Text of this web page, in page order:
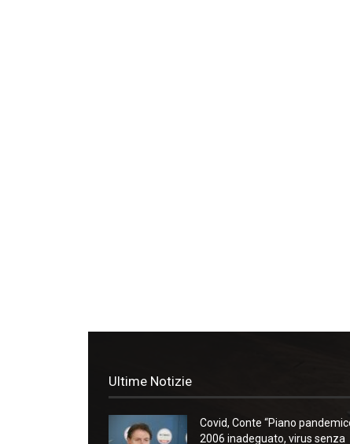
Ultime Notizie
Covid, Conte “Piano
2006 inadeguato, virus senza